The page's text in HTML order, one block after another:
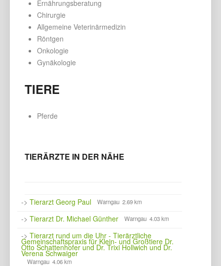
Ernährungsberatung
Chirurgie
Allgemeine Veterinärmedizin
Röntgen
Onkologie
Gynäkologie
TIERE
Pferde
TIERÄRZTE IN DER NÄHE
-> Tierarzt Georg Paul Warngau 2.69 km
-> Tierarzt Dr. Michael Günther Warngau 4.03 km
-> Tierarzt rund um die Uhr - Tierärztliche
Gemeinschaftspraxis für Klein- und Großtiere Dr.
Otto Schattenhofer und Dr. Trixi Hollwich und Dr.
Verena Schwaiger
Warngau 4.06 km